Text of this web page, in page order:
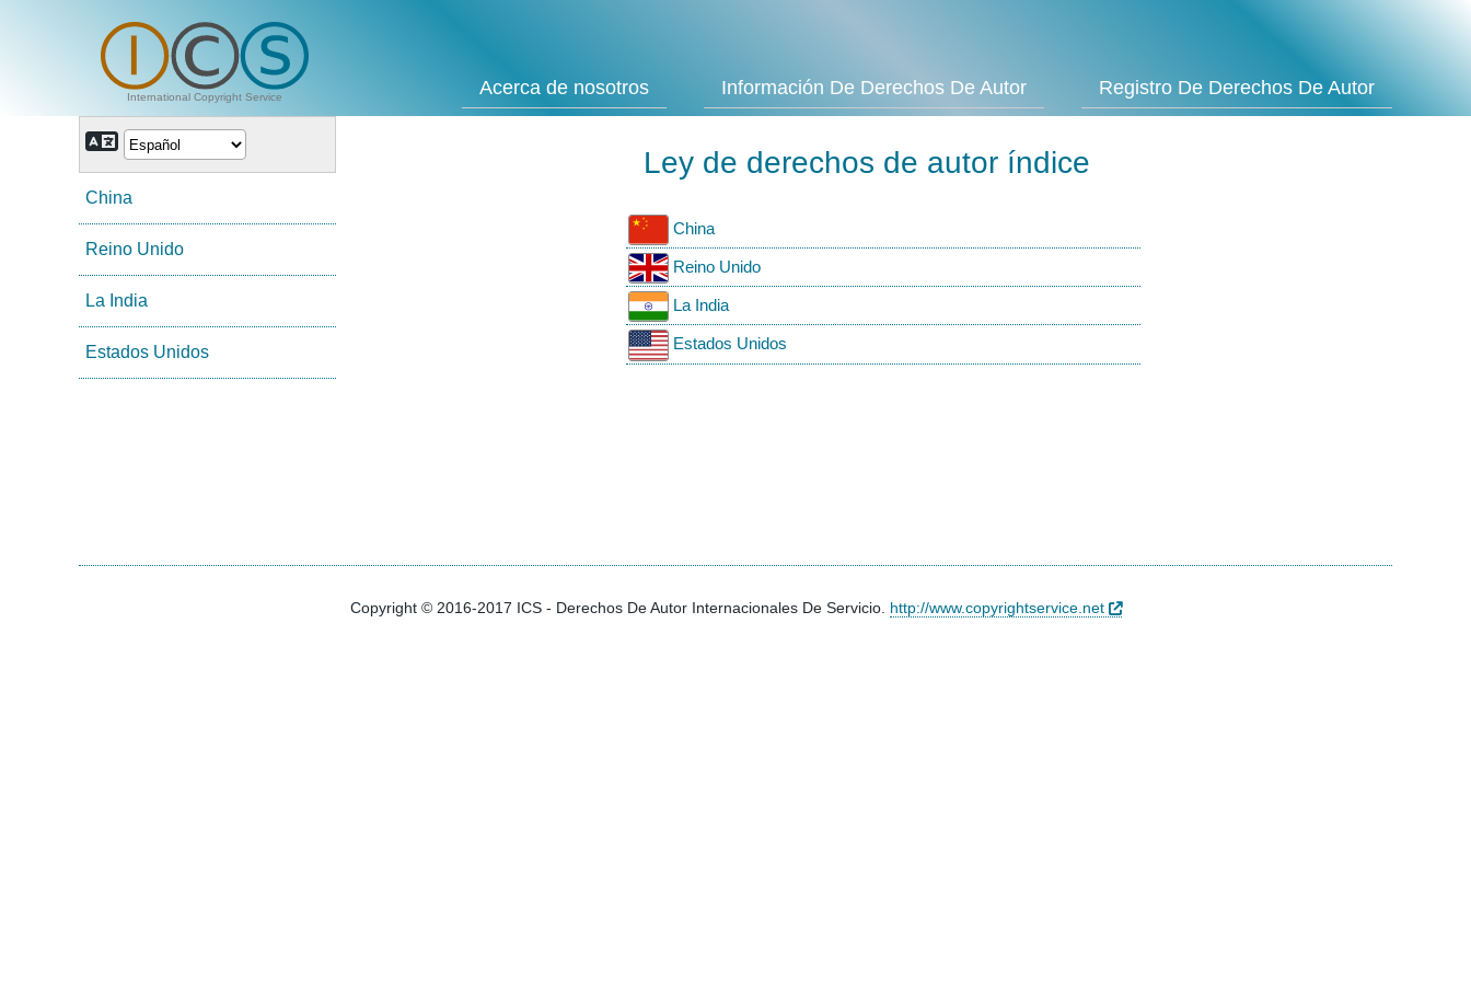
International Copyright Service Acerca de nosotros Información De Derechos De Autor Registro De Derechos De Autor
Ley de derechos de autor índice
China
Reino Unido
La India
Estados Unidos
China
Reino Unido
La India
Estados Unidos
Copyright © 2016-2017 ICS- Derechos De Autor Internacionales De Servicio. http://www.copyrightservice.net